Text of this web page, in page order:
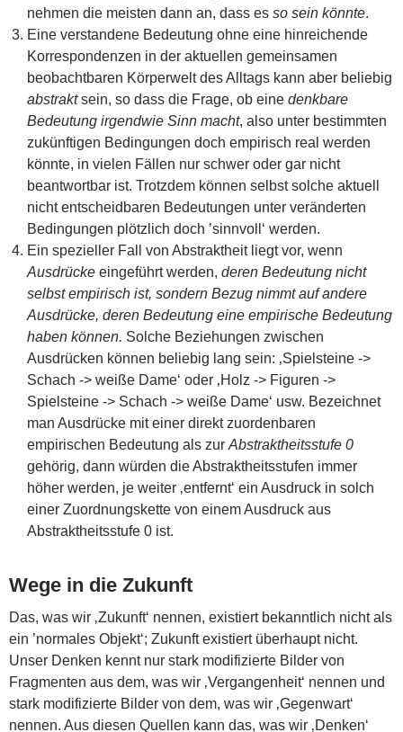
nehmen die meisten dann an, dass es so sein könnte.
Eine verstandene Bedeutung ohne eine hinreichende
Korrespondenzen in der aktuellen gemeinsamen
beobachtbaren Körperwelt des Alltags kann aber beliebig
abstraktsein, so dass die Frage, ob eine denkbare
Bedeutung irgendwie Sinn macht, also unter bestimmten
zukünftigen Bedingungen doch empirisch real werden
könnte, in vielen Fällen nur schwer oder gar nicht
beantwortbar ist. Trotzdem können selbst solche aktuell
nicht entscheidbaren Bedeutungen unter veränderten
Bedingungen plötzlich doch ’sinnvoll‘ werden.
Ein spezieller Fall von Abstraktheit liegt vor, wenn
Ausdrücke eingeführt werden, deren Bedeutung nicht
selbst empirisch ist, sondern Bezug nimmt auf andere
Ausdrücke, deren Bedeutung eine empirische Bedeutung
haben können. Solche Beziehungen zwischen
Ausdrücken können beliebig lang sein: ‚Spielsteine ->
Schach -> weiße Dame‘ oder ‚Holz -> Figuren ->
Spielsteine -> Schach -> weiße Dame‘ usw. Bezeichnet
man Ausdrücke mit einer direkt zuordenbaren
empirischen Bedeutung als zur Abstraktheitsstufe 0
gehörig, dann würden die Abstraktheitsstufen immer
höher werden, je weiter ‚entfernt‘ ein Ausdruck in solch
einer Zuordnungskette von einem Ausdruck aus
Abstraktheitsstufe 0 ist.
Wege in die Zukunft
Das, was wir ‚Zukunft‘ nennen, existiert bekanntlich nicht als
ein ’normales Objekt‘; Zukunft existiert überhaupt nicht.
Unser Denken kennt nur stark modifizierte Bilder von
Fragmenten aus dem, was wir ‚Vergangenheit‘ nennen und
stark modifizierte Bilder von dem, was wir ‚Gegenwart‘
nennen. Aus diesen Quellen kann das, was wir ‚Denken‘